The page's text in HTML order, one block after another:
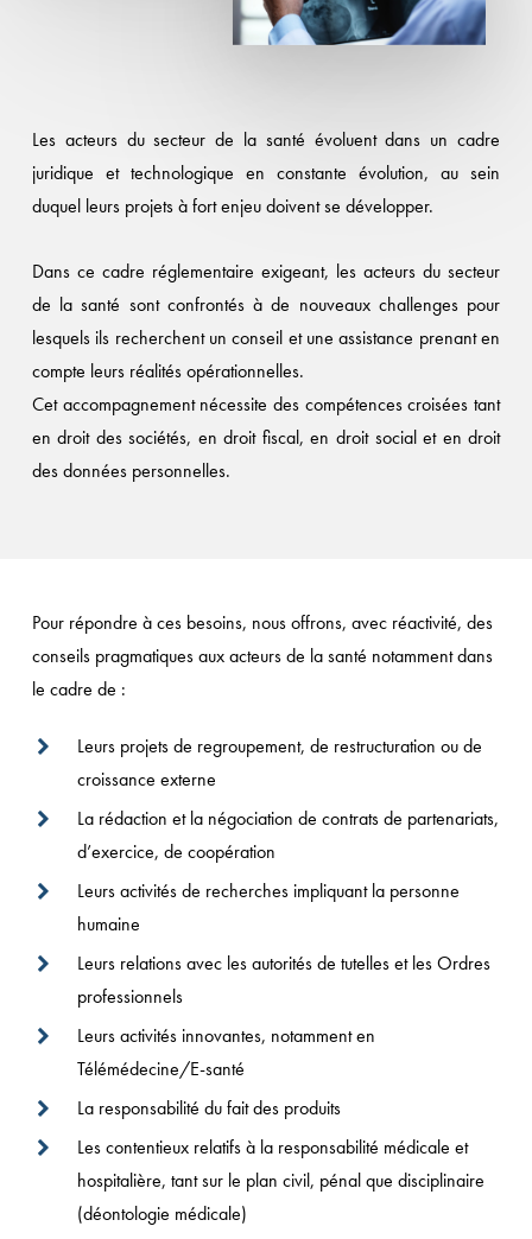
Les acteurs du secteur de la santé évoluent dans un cadre
juridique et technologique en constante évolution, au sein
duquel leurs projets à fort enjeu doivent se développer.
Dans ce cadre réglementaire exigeant, les acteurs du secteur
de la santé sont confrontés à de nouveaux challenges pour
lesquels ils recherchent un conseil et une assistance prenant en
compte leurs réalités opérationnelles.
Cet accompagnement nécessite des compétences croisées tant
en droit des sociétés, en droit fiscal, en droit social et en droit
des données personnelles.
Pour répondre à ces besoins, nous offrons, avec réactivité, des
conseils pragmatiques aux acteurs de la santé notamment dans
le cadre de :
Leurs projets de regroupement, de restructuration ou de
croissance externe
La rédaction et la négociation de contrats de partenariats,
d’exercice, de coopération
Leurs activités de recherches impliquant la personne
humaine
Leurs relations avec les autorités de tutelles et les Ordres
professionnels
Leurs activités innovantes, notamment en
Télémédecine/E-santé
La responsabilité du fait des produits
Les contentieux relatifs à la responsabilité médicale et
hospitalière, tant sur le plan civil, pénal que disciplinaire
(déontologie médicale)